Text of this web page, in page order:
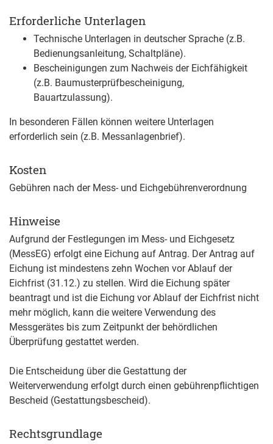
Erforderliche Unterlagen
Technische Unterlagen in deutscher Sprache (z.B.
Bedienungsanleitung, Schaltpläne).
Bescheinigungen zum Nachweis der Eichfähigkeit
(z.B. Baumusterprüfbescheinigung,
Bauartzulassung).
In besonderen Fällen können weitere Unterlagen
erforderlich sein (z.B. Messanlagenbrief).
Kosten
Gebühren nach der Mess- und Eichgebührenverordnung
Hinweise
Aufgrund der Festlegungen im Mess- und Eichgesetz
(MessEG) erfolgt eine Eichung auf Antrag. Der Antrag auf
Eichung ist mindestens zehn Wochen vor Ablauf der
Eichfrist (31.12.) zu stellen. Wird die Eichung später
beantragt und ist die Eichung vor Ablauf der Eichfrist nicht
mehr möglich, kann die weitere Verwendung des
Messgerätes bis zum Zeitpunkt der behördlichen
Überprüfung gestattet werden.
Die Entscheidung über die Gestattung der
Weiterverwendung erfolgt durch einen gebührenpflichtigen
Bescheid (Gestattungsbescheid).
Rechtsgrundlage